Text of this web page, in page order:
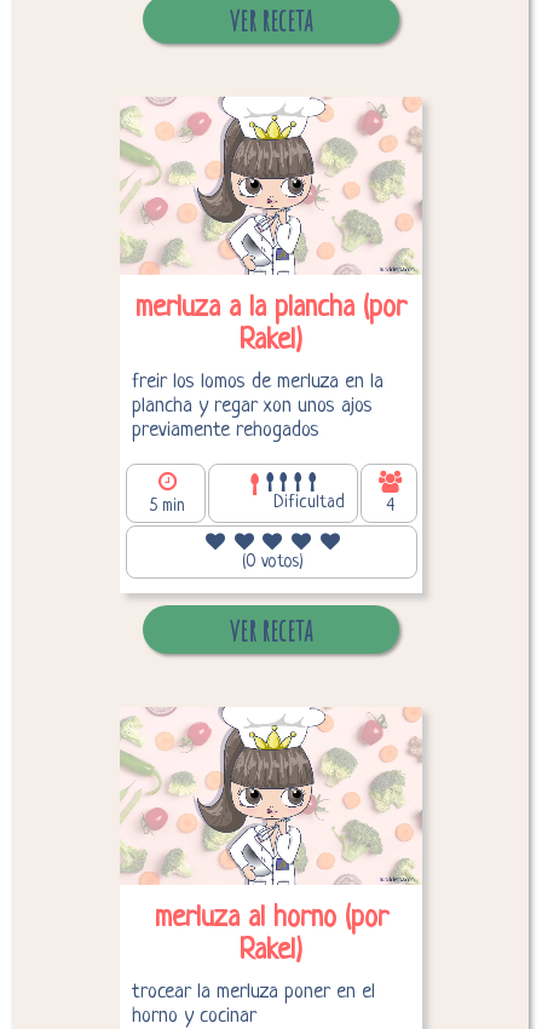
ver receta
merluza a la plancha (por
Rakel)
freir los lomos de merluza en la
plancha y regar xon unos ajos
previamente rehogados
5 min Dificultad 4
(0 votos)
Desglose de calorías
Calorías por persona:
93,60
ver receta
merluza al horno (por
Rakel)
trocear la merluza poner en el
horno y cocinar
Desglose de calorías